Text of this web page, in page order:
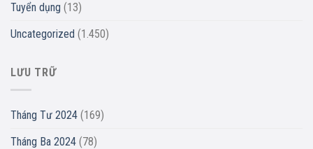
Tuyển dụng (13)
Uncategorized (1.450)
LƯU TRỮ
Tháng Tư 2024 (169)
Tháng Ba 2024 (78)